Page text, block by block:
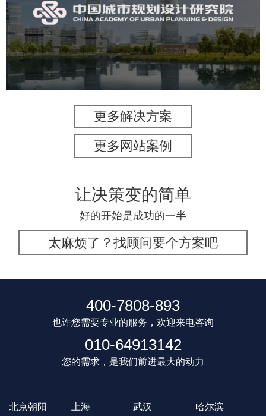
机构组织 国企 品牌官网 网站建设 网站设计
更多解决方案
更多网站案例
让决策变的简单
好的开始是成功的一半
太麻烦了？找顾问要个方案吧
400-7808-893
也许您需要专业的服务，欢迎来电咨询
010-64913142
您的需求，是我们前进最大的动力
北京朝阳 上海 武汉 哈尔滨